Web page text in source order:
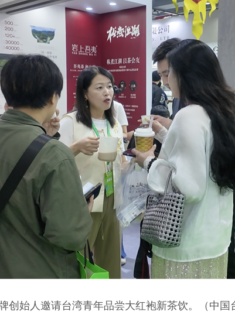
创始人邀请台湾青年品尝大红袍新茶饮。（中国